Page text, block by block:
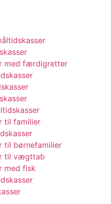
med færdigretter
til familier
til børnefamilier
til vægttab
med fisk